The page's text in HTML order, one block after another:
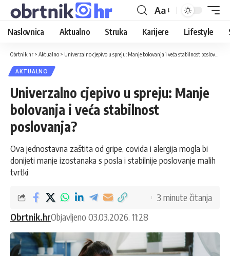
Aa
Naslovnica Aktualno Struka Karijere Lifestyle
Obrtnik.hr > Aktualno > Univerzalno cjepivo u spreju: Manje bolovanja i veća stabilnost poslovanja?
AKTUALNO
Univerzalno cjepivo u spreju: Manje
bolovanja i veća stabilnost
poslovanja?
Ova jednostavna zaštita od gripe, covida i alergija mogla bi
donijeti manje izostanaka s posla i stabilnije poslovanje malih
tvrtki
Obrtnik.hrObjavljeno 03.03.2026. 11:28
3 minute čitanja